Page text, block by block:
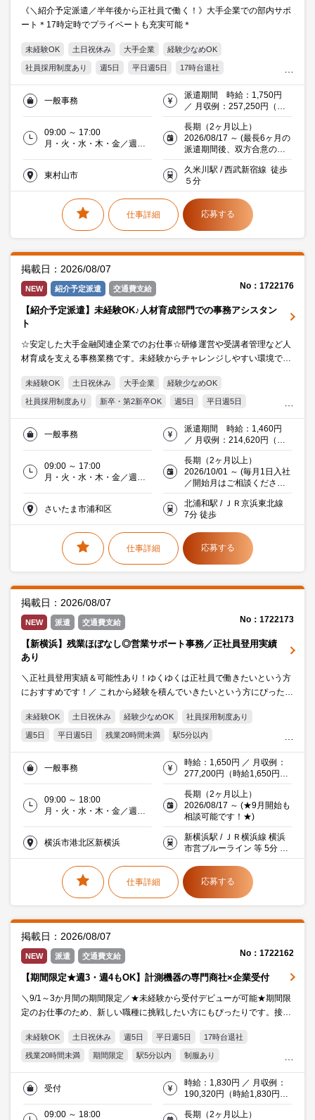
《＼紹介予定派遣／半年後から正社員で働く！》大手企業での部内サポ
ート＊17時定時でプライベートも充実可能＊
未経験OK 土日祝休み 大手企業 経験少なめOK
社員採用制度あり 週5日 平日週5日 17時台退社
残業20時間未満 駅5分以内 自転車・バイク通勤OK
服装・髪型自由 交通費支給 Word
ミドル(40代)活躍中
働く主婦（夫）活躍中 派遣社員就業中 金融
一般事務
派遣期間 時給：1,750円
／ 月収例：257,250円（時
給1,750円×実働7時間×月21
日） ※交通費支給
直接雇用後 月収：22.8万
円 ～ 26.6万円 賞与：あり
09:00 ～ 17:00
月・火・水・木・金／週５
長期（2ヶ月以上）
2026/08/17 ～ (最長6ヶ月の
派遣期間後、双方合意のう
え正社員登用)
東村山市
久米川駅 / 西武新宿線 徒歩
５分
仕事詳細 応募する
掲載日：2026/08/07
NEW 紹介予定派遣 交通費支給 No：1722176
【紹介予定派遣】未経験OK♪人材育成部門での事務アシスタン
ト
☆安定した大手金融関連企業でのお仕事☆研修運営や受講者管理など人
材育成を支える事務業務です。未経験からチャレンジしやすい環境です
未経験OK 土日祝休み 大手企業 経験少なめOK
社員採用制度あり 新卒・第2新卒OK 週5日 平日週5日
17時台退社 残業5時間以内 服装・髪型自由
オフィス禁煙・分煙 Excel 20代活躍中
働く主婦（夫）活躍中 金融
一般事務
派遣期間 時給：1,460円
／ 月収例：214,620円（時
給1,460円×実働7時間×月21
日） 交通費支給（規定あ
り）
直接雇用後 月収：21.4万
円 ～
09:00 ～ 17:00
月・火・水・木・金／週５
長期（2ヶ月以上）
2026/10/01 ～ (毎月1日入社
／開始月はご相談ください
♪)
さいたま市浦和区
北浦和駅 / ＪＲ京浜東北線
7分 徒歩
仕事詳細 応募する
掲載日：2026/08/07
NEW 派遣 交通費支給 No：1722173
【新横浜】残業ほぼなし◎営業サポート事務／正社員登用実績
あり
＼正社員登用実績＆可能性あり！ゆくゆくは正社員で働きたいという方
におすすめです！／ これから経験を積んでいきたいという方にぴったり
未経験OK 土日祝休み 経験少なめOK 社員採用制度あり
週5日 平日週5日 残業20時間未満 駅5分以内
服装・髪型自由 オフィス禁煙・分煙 交通費支給 Excel
20代活躍中 ミドル(40代)活躍中
一般事務
時給：1,650円 ／ 月収例：
277,200円（時給1,650円×
実働8時間×月21日）
09:00 ～ 18:00
月・火・水・木・金／週５
長期（2ヶ月以上）
2026/08/17 ～ (★9月開始も
相談可能です！★)
横浜市港北区新横浜
新横浜駅 / ＪＲ横浜線 横浜
市営ブルーライン 等 5分 徒
歩
仕事詳細 応募する
掲載日：2026/08/07
NEW 派遣 交通費支給 No：1722162
【期間限定★週3・週4もOK】計測機器の専門商社×企業受付
＼9/1～3か月間の期間限定／★未経験から受付デビューが可能★期間限
定のお仕事のため、新しい職種に挑戦したい方にもぴったりです。接客
未経験OK 土日祝休み 週5日 平日週5日 17時台退社
残業20時間未満 期間限定 駅5分以内 制服あり
オフィス禁煙・分煙 交通費支給 20代活躍中 30代活躍中
ミドル(40代)活躍中 エルダー(50代)活躍中 メーカー・商社
受付
時給：1,830円 ／ 月収例：
190,320円（時給1,830円×
実働8時間×月13日）
09:00 ～ 18:00
長期（2ヶ月以上）